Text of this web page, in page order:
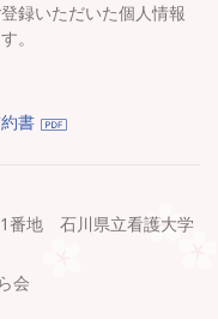
録いただいた個人情報
。
書
番地 石川県立看護大学
会